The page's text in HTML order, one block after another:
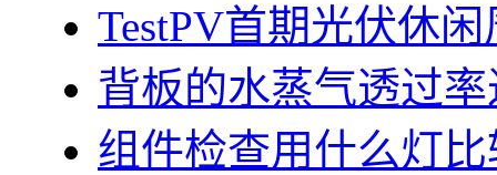
TestPV首期光伏休
背板的水蒸气透过
组件检查用什么灯